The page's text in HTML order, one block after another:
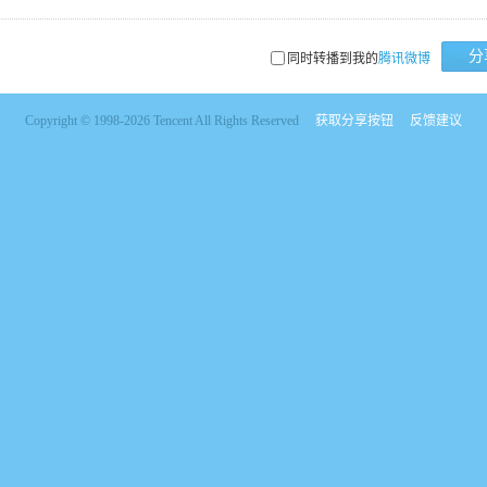
同时转播到我的腾讯微博 分
Copyright © 1998-2026 Tencent All Rights Reserved 获取分享按钮 反馈建议